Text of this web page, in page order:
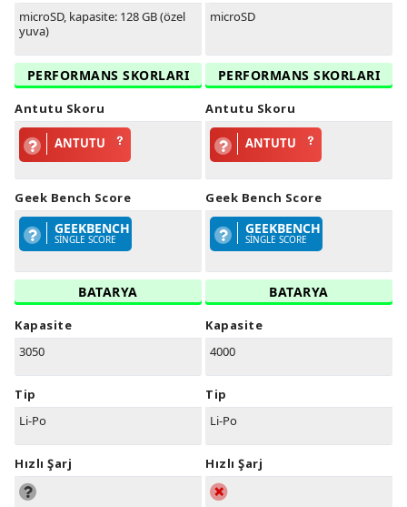
microSD, kapasite: 128 GB (özel
yuva)
PERFORMANS SKORLARI
Antutu Skoru
ANTUTU
Geek Bench Score
GEEKBENCH
SINGLE SCORE
BATARYA
Kapasite
3050
Tip
Li-Po
Hızlı Şarj
microSD
PERFORMANS SKORLARI
Antutu Skoru
ANTUTU
Geek Bench Score
GEEKBENCH
SINGLE SCORE
BATARYA
Kapasite
4000
Tip
Li-Po
Hızlı Şarj